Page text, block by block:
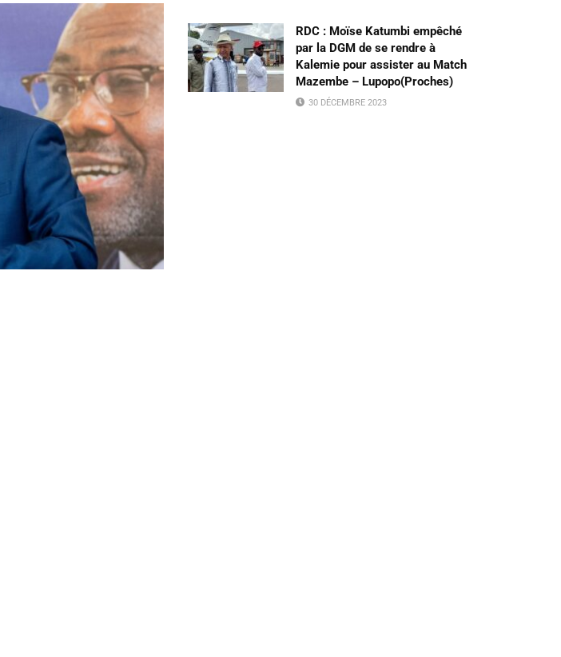
RDC : Moïse Katumbi empêché
par la DGM de se rendre à
Kalemie pour assister au Match
Mazembe – Lupopo(Proches)
30 DÉCEMBRE 2023